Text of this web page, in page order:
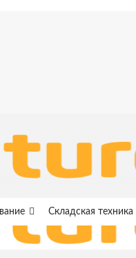
Складская техника